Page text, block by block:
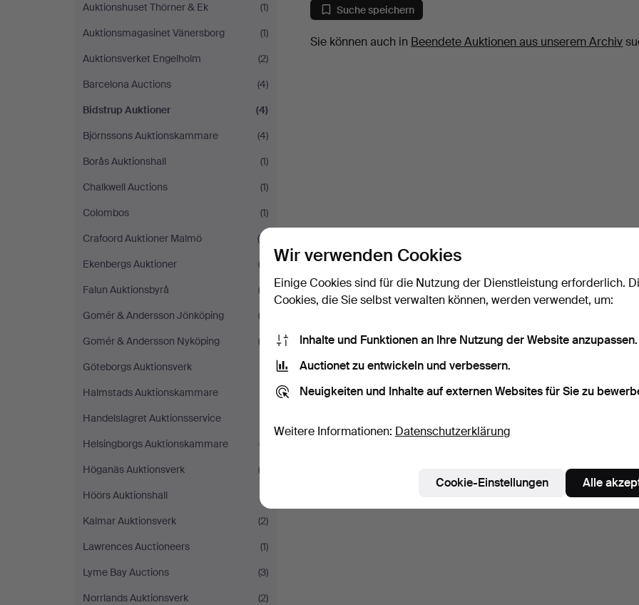
Auktionshuset Thörner & Ek
(1)
Auktionsmagasinet Vänersborg
(1)
Auktionsverket Engelholm
(2)
Barcelona Auctions
(4)
Bidstrup Auktioner
(4)
Björnssons Auktionskammare
(4)
Borås Auktionshall
(1)
Chalkwell Auctions
(1)
Colombos
(1)
Crafoord Auktioner Malmö
(5)
Ekenbergs Auktioner
(2)
Falun Auktionsbyrå
(3)
Gomér & Andersson Jönköping
(2)
Gomér & Andersson Nyköping
(2)
Göteborgs Auktionsverk
Halmstads Auktionskammare
Handelslagret Auktionsservice
Helsingborgs Auktionskammare
(7)
Höganäs Auktionsverk
(2)
Höörs Auktionshall
Kalmar Auktionsverk
(2)
Lawrences Auctioneers
(1)
Lyme Bay Auctions
(3)
Norrlands Auktionsverk
(2)
Suche speichern
Sie können auch in Beendete Auktionen aus unserem Archiv
Wir verwenden Cookies
Einige Cookies sind für die Nutzung der Dienstleistung erforderlich.
Cookies, die Sie selbst verwalten können, werden verwendet, um:
Inhalte und Funktionen an Ihre Nutzung der Website anzupassen.
Auctionet zu entwickeln und verbessern.
Neuigkeiten und Inhalte auf externen Websites für Sie zu
Weitere Informationen: Datenschutzerklärung
Cookie-Einstellungen Alle